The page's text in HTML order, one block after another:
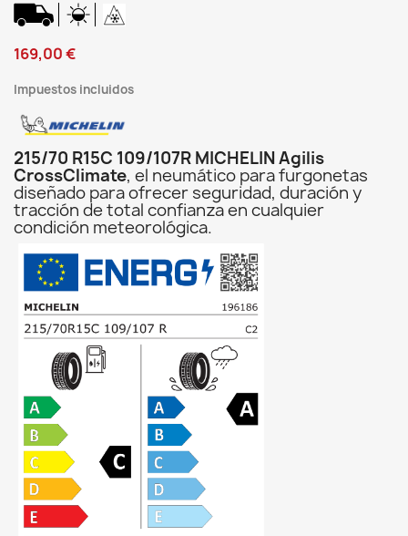
169,00 €
Impuestos incluidos
215/70 R15C 109/107R MICHELIN Agilis
CrossClimate, el neumático para furgonetas
diseñado para ofrecer seguridad, duración y
tracción de total confianza en cualquier
condición meteorológica.